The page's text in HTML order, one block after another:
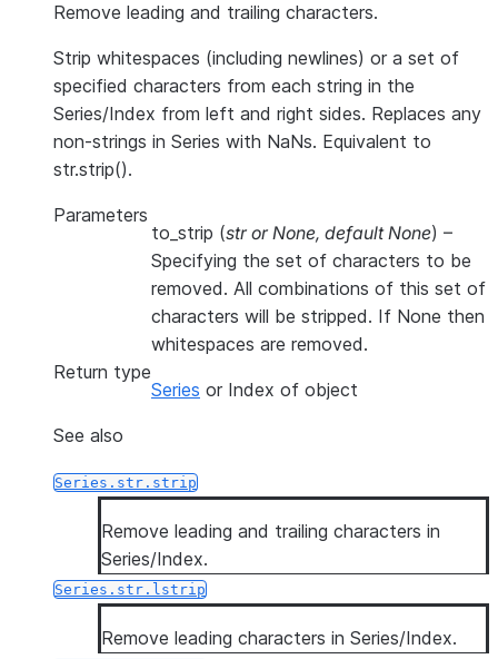
Remove leading and trailing characters.
Strip whitespaces (including newlines) or a set of
specified characters from each string in the
Series/Index from left and right sides. Replaces any
non-strings in Series with NaNs. Equivalent to
str.strip().
Parameters
to_strip (strorNone, default None) –
Specifying the set of characters to be
removed. All combinations of this set of
characters will be stripped. If None then
whitespaces are removed.
Return type
Series or Index of object
See also
Series.str.strip
Remove leading and trailing characters in
Series/Index.
Series.str.lstrip
Remove leading characters in Series/Index.